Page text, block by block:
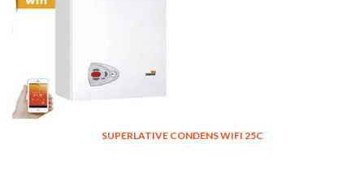
SUPERLATIVE CONDENS WIFI 25C